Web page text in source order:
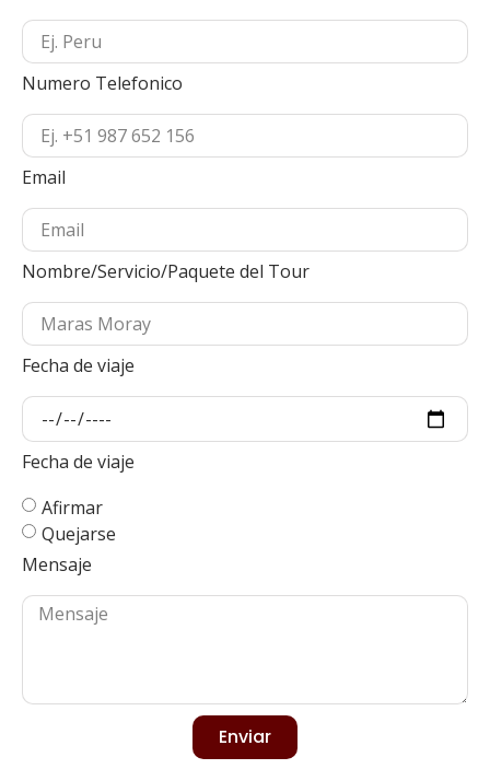
Numero Telefonico
Email
Nombre/Servicio/Paquete del Tour
Fecha de viaje
Fecha de viaje
Afirmar
Quejarse
Mensaje
Enviar